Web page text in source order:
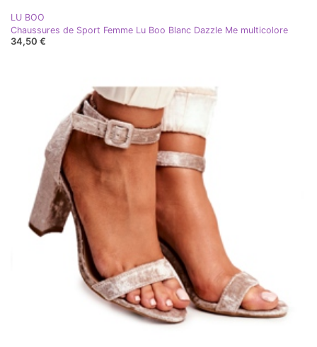
LU BOO
Chaussures de Sport Femme Lu Boo Blanc Dazzle Me multicolore
34,50 €